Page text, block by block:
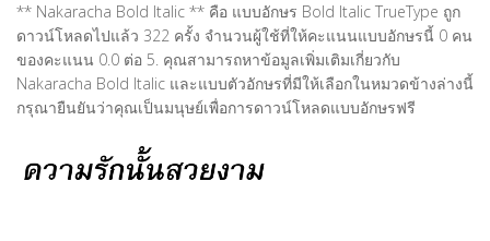
** Nakaracha Bold Italic ** คือ แบบอักษร Bold Italic TrueType ถูก
ดาวน์โหลดไปแล้ว 322 ครั้ง จำนวนผู้ใช้ที่ให้คะแนนแบบอักษรนี้ 0 คน
ของคะแนน 0.0 ต่อ 5. คุณสามารถหาข้อมูลเพิ่มเติมเกี่ยวกับ
Nakaracha Bold Italic และแบบตัวอักษรที่มีให้เลือกในหมวดข้างล่างนี้
กรุณายืนยันว่าคุณเป็นมนุษย์เพื่อการดาวน์โหลดแบบอักษรฟรี